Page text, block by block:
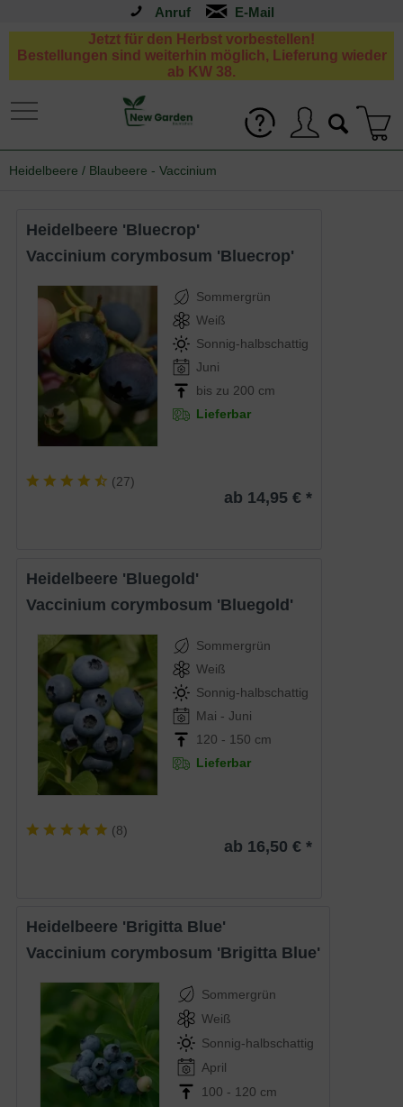
Anruf
Jetzt für den Herbst vorbestellen!
Bestellungen sind weiterhin möglich, Lieferung wieder
ab KW 38.
Heidelbeere / Blaubeere - Vaccinium
Heidelbeere 'Bluecrop'
Vaccinium corymbosum 'Bluecrop'
Sommergrün
Weiß
Sonnig-halbschattig
Juni
bis zu 200 cm
Lieferbar
(27)
ab 14,95 € *
Heidelbeere 'Bluegold'
Vaccinium corymbosum 'Bluegold'
Sommergrün
Weiß
Sonnig-halbschattig
Mai - Juni
120 - 150 cm
Lieferbar
(8)
ab 16,50 € *
Heidelbeere 'Brigitta Blue'
Vaccinium corymbosum 'Brigitta Blue'
Sommergrün
Weiß
Sonnig-halbschattig
April
100 - 120 cm